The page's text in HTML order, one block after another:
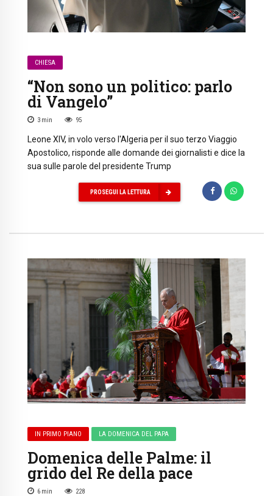
CHIESA
“Non sono un politico: parlo
di Vangelo”
3 min 95
Leone XIV, in volo verso l'Algeria per il suo terzo Viaggio
Apostolico, risponde alle domande dei giornalisti e dice la
sua sulle parole del presidente Trump
PROSEGUI LA LETTURA
IN PRIMO PIANO LA DOMENICA DEL PAPA
Domenica delle Palme: il
grido del Re della pace
6 min 228